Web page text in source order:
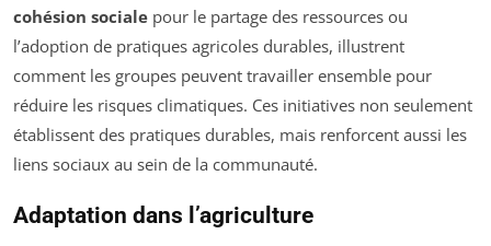
cohésion sociale pour le partage des ressources ou
l’adoption de pratiques agricoles durables, illustrent
comment les groupes peuvent travailler ensemble pour
réduire les risques climatiques. Ces initiatives non seulement
établissent des pratiques durables, mais renforcent aussi les
liens sociaux au sein de la communauté.
Adaptation dans l’agriculture